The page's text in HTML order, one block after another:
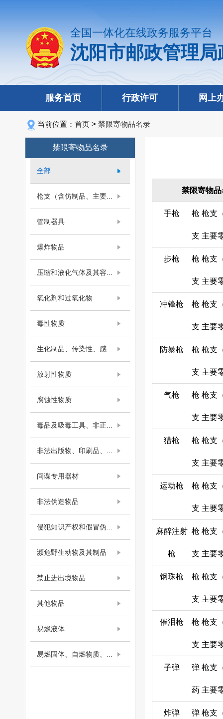
全国一体化在线政务服务平台
沈阳市邮政管理
服务首页 行政许可 网上
当前位置： 首页 > 禁限寄物品名录
禁限寄物品名录
全部
枪支（含仿制品、主要...
管制器具
爆炸物品
压缩和液化气体及其容...
氧化剂和过氧化物
毒性物质
生化制品、传染性、感...
放射性物质
腐蚀性物质
毒品及吸毒工具、非正...
非法出版物、印刷品、...
间谍专用器材
非法伪造物品
侵犯知识产权和假冒伪...
濒危野生动物及其制品
禁止进出境物品
其他物品
易燃液体
易燃固体、自燃物质、...
禁限寄物
手枪 枪
支
枪支
主要
步枪 枪
支
枪支
主要
冲锋枪 枪
支
枪支
主要
防暴枪 枪
支
枪支
主要
气枪 枪
支
枪支
主要
猎枪 枪
支
枪支
主要
运动枪 枪
支
枪支
主要
麻醉注射
枪
枪
支
枪支
主要
钢珠枪 枪
支
枪支
主要
催泪枪 枪
支
枪支
主要
子弹 弹
药
枪支
主要
炸弹 弹 枪支